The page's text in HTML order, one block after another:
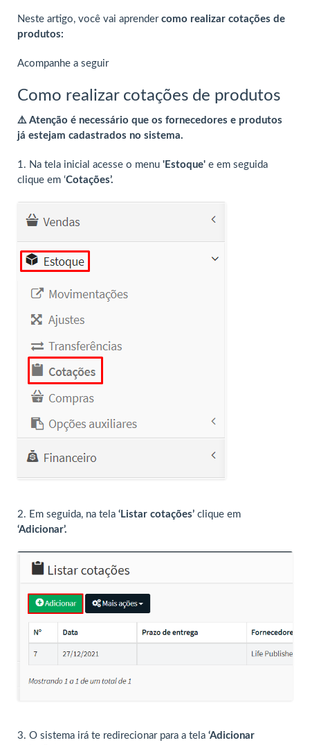
Neste artigo, você vai aprender como realizar cotações de
produtos:
Acompanhe a seguir
Como realizar cotações de produtos
⚠️ Atenção é necessário que os fornecedores e produtos
já estejam cadastrados no sistema.
1. Na tela inicial acesse o menu 'Estoque' e em seguida
clique em ‘Cotações’.
2. Em seguida, na tela ‘Listar cotações’ clique em
‘Adicionar’.
3. O sistema irá te redirecionar para a tela ‘Adicionar